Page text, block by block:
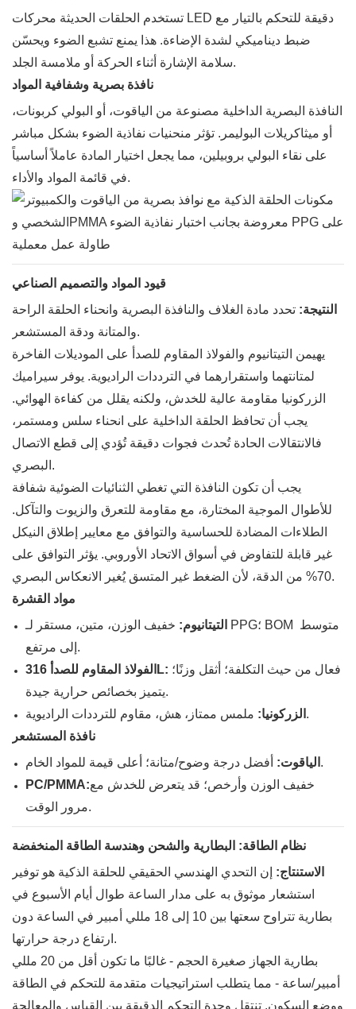
تستخدم الحلقات الحديثة محركات LED دقيقة للتحكم بالتيار مع
ضبط ديناميكي لشدة الإضاءة. هذا يمنع تشبع الضوء ويحسّن
سلامة الإشارة أثناء الحركة أو ملامسة الجلد.
نافذة بصرية وشفافية المواد
النافذة البصرية الداخلية مصنوعة من الياقوت، أو البولي كربونات،
أو ميثاكريلات البوليمر. تؤثر منحنيات نفاذية الضوء بشكل مباشر
على نقاء البولي بروبيلين، مما يجعل اختيار المادة عاملاً أساسياً
في قائمة المواد والأداء.
قيود المواد والتصميم الصناعي
النتيجة: تحدد مادة الغلاف والنافذة البصرية وانحناء الحلقة الراحة
والمتانة ودقة المستشعر.
يهيمن التيتانيوم والفولاذ المقاوم للصدأ على الموديلات الفاخرة
لمتانتهما واستقرارهما في الترددات الراديوية. يوفر سيراميك
الزركونيا مقاومة عالية للخدش، ولكنه يقلل من كفاءة الهوائي.
يجب أن تحافظ الحلقة الداخلية على انحناء سلس ومستمر،
فالانتقالات الحادة تُحدث فجوات دقيقة تُؤدي إلى قطع الاتصال
البصري.
يجب أن تكون النافذة التي تغطي الثنائيات الضوئية شفافة
للأطوال الموجية المختارة، مع مقاومة للتعرق والزيوت والتآكل.
الطلاءات المضادة للحساسية والتوافق مع معايير إطلاق النيكل
غير قابلة للتفاوض في أسواق الاتحاد الأوروبي. يؤثر التوافق على
70% من الدقة، لأن الضغط غير المتسق يُغير الانعكاس البصري.
مواد القشرة
التيتانيوم: خفيف الوزن، متين، مستقر لـ PPG؛ BOM متوسط ​​
إلى مرتفع.
الفولاذ المقاوم للصدأ 316L:
يتميز بخصائص حرارية جيدة.
الزركونيا: ملمس ممتاز، هش، مقاوم للترددات الراديوية.
نافذة المستشعر
الياقوت: أفضل درجة وضوح/متانة؛ أعلى قيمة للمواد الخام.
PC/PMMA:خفيف الوزن وأرخص؛ قد يتعرض للخدش مع
مرور الوقت.
نظام الطاقة: البطارية والشحن وهندسة الطاقة المنخفضة
الاستنتاج: إن التحدي الهندسي الحقيقي للحلقة الذكية هو توفير
استشعار موثوق به على مدار الساعة طوال أيام الأسبوع في
بطارية تتراوح سعتها بين 10 إلى 18 مللي أمبير في الساعة دون
ارتفاع درجة حرارتها.
بطارية الجهاز صغيرة الحجم - غالبًا ما تكون أقل من 20 مللي
أمبير/ساعة - مما يتطلب استراتيجيات متقدمة للتحكم في الطاقة
ووضع السكون. تنتقل وحدة التحكم الدقيقة بين القياس والمعالجة